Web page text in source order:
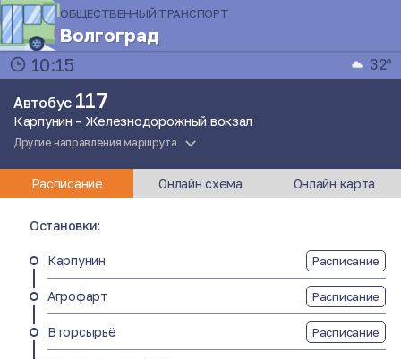
ОБЩЕСТВЕННЫЙ ТРАНСПОРТ
Волгоград
10:15
32°
Автобус 117
Карпунин - Железнодорожный вокзал
Другие направления маршрута
Расписание Онлайн схема Онлайн карта
Остановки:
Карпунин Расписание
Агрофарт Расписание
Вторсырьё Расписание